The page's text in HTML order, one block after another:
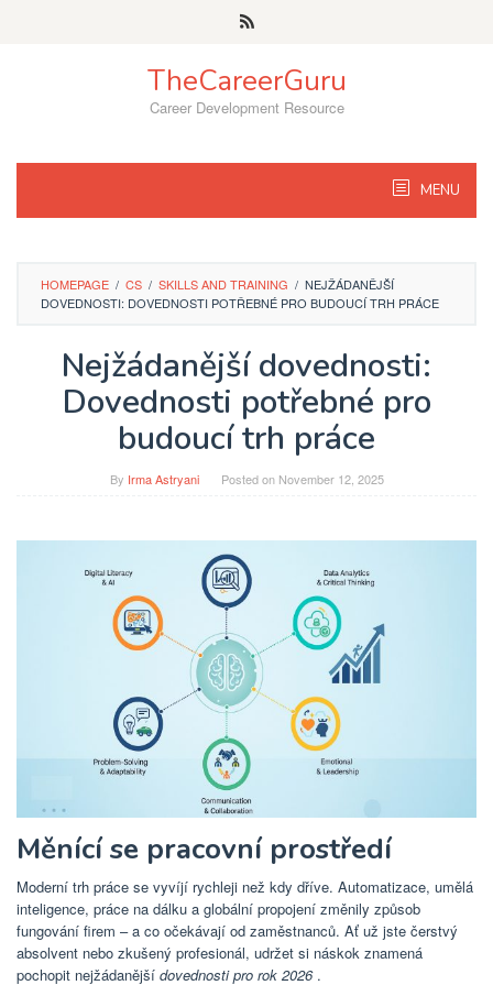
TheCareerGuru
Career Development Resource
MENU
HOMEPAGE / CS / SKILLS AND TRAINING / NEJŽÁDANĚJŠÍ
DOVEDNOSTI: DOVEDNOSTI POTŘEBNÉ PRO BUDOUCÍ TRH PRÁCE
Nejžádanější dovednosti:
Dovednosti potřebné pro
budoucí trh práce
By Irma Astryani Posted on November 12, 2025
Měnící se pracovní prostředí
Moderní trh práce se vyvíjí rychleji než kdy dříve. Automatizace, umělá
inteligence, práce na dálku a globální propojení změnily způsob
fungování firem – a co očekávají od zaměstnanců. Ať už jste čerstvý
absolvent nebo zkušený profesionál, udržet si náskok znamená
pochopit nejžádanější dovednosti pro rok 2026.